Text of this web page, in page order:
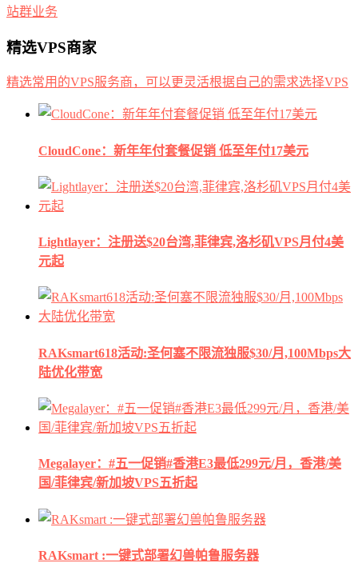
站群业务
精选VPS商家
精选常用的VPS服务商，可以更灵活根据自己的需求选择VPS
CloudCone：新年年付套餐促销 低至年付17美元
Lightlayer：注册送$20台湾,菲律宾,洛杉矶VPS月付4美
元起
RAKsmart618活动:圣何塞不限流独服$30/月,100Mbps大
陆优化带宽
Megalayer：#五一促销#香港E3最低299元/月，香港/美
国/菲律宾/新加坡VPS五折起
RAKsmart :一键式部署幻兽帕鲁服务器